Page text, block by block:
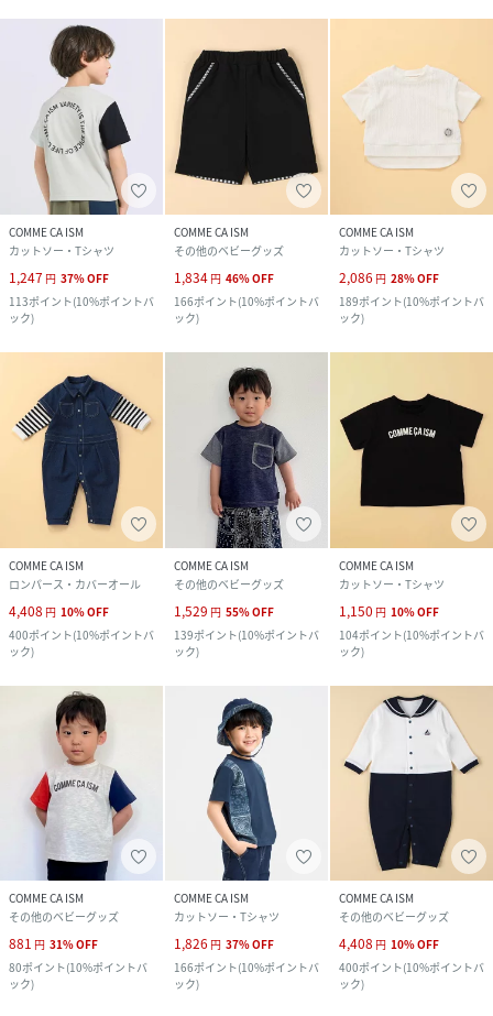
COMME CA ISM
カットソー・Tシャツ
1,247 円 37%OFF
113ポイント(10%ポイントバ
ック)
COMME CA ISM
その他のベビーグッズ
1,834 円 46%OFF
166ポイント(10%ポイントバ
ック)
COMME CA ISM
カットソー・Tシャツ
2,086 円 28%OFF
189ポイント(10%ポイントバ
ック)
COMME CA ISM
ロンパース・カバーオール
4,408 円 10%OFF
400ポイント(10%ポイントバ
ック)
COMME CA ISM
その他のベビーグッズ
1,529 円 55%OFF
139ポイント(10%ポイントバ
ック)
COMME CA ISM
カットソー・Tシャツ
1,150 円 10%OFF
104ポイント(10%ポイントバ
ック)
COMME CA ISM
その他のベビーグッズ
881 円 31%OFF
80ポイント(10%ポイントバ
ック)
COMME CA ISM
カットソー・Tシャツ
1,826 円 37%OFF
166ポイント(10%ポイントバ
ック)
COMME CA ISM
その他のベビーグッズ
4,408 円 10%OFF
400ポイント(10%ポイントバ
ック)